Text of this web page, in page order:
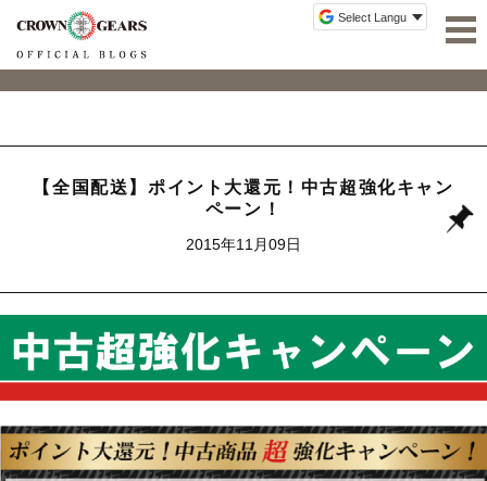
【全国配送】ポイント大還元！中古超強化キャン
ペーン！
2015年11月09日